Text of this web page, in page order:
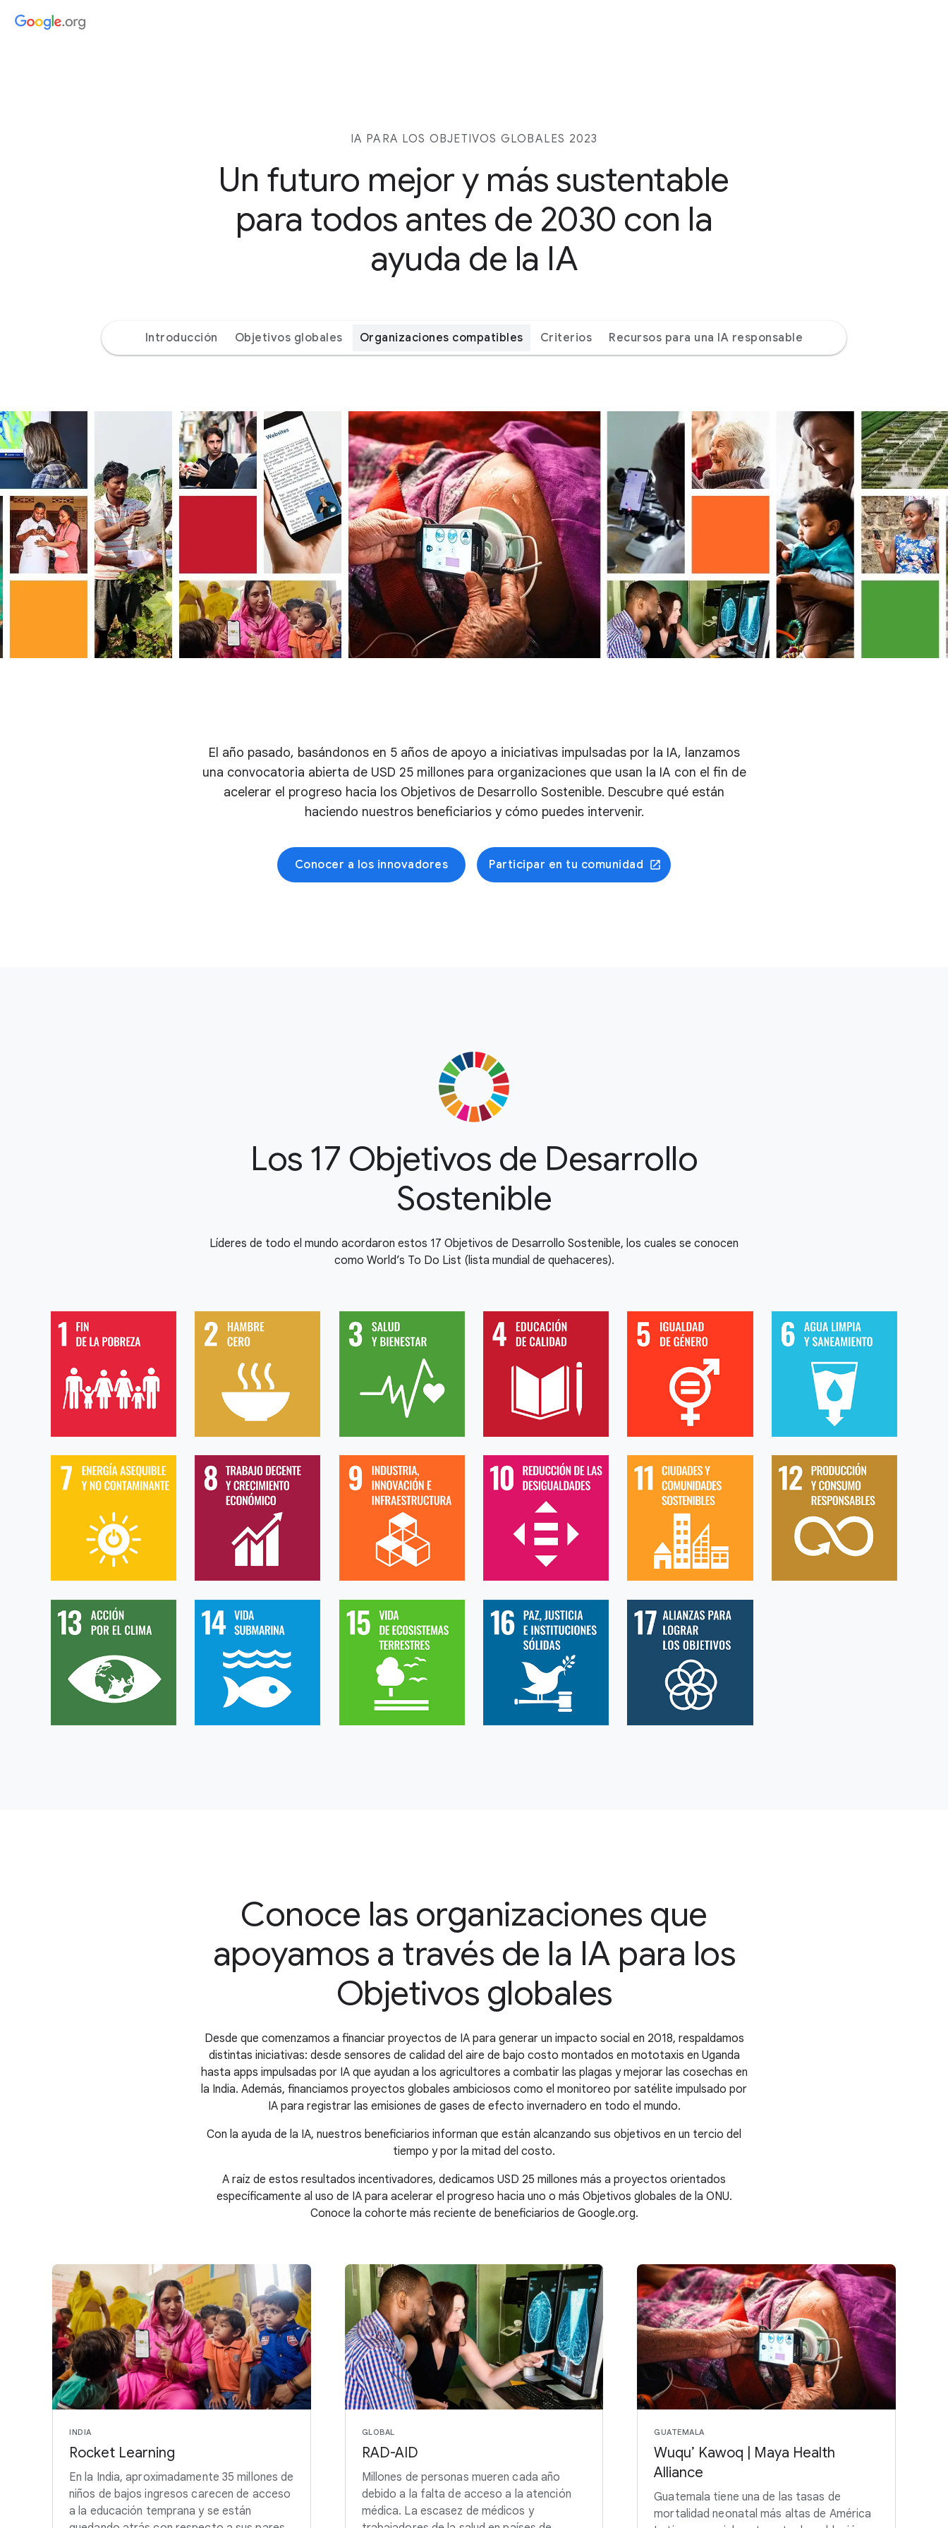
IA PARA LOS OBJETIVOS GLOBALES 2023
Un futuro mejor y más sustentable
para todos antes de 2030 con la
ayuda de la IA
Introducción Objetivos globales Organizaciones compatibles Criterios Recursos para una IA responsable
El año pasado, basándonos en 5 años de apoyo a iniciativas impulsadas por la IA, lanzamos
una convocatoria abierta de USD 25 millones para organizaciones que usan la IA con el fin de
acelerar el progreso hacia los Objetivos de Desarrollo Sostenible. Descubre qué están
haciendo nuestros beneficiarios y cómo puedes intervenir.
Conocer a los innovadores Participar en tu comunidad
Los 17 Objetivos de Desarrollo
Sostenible
Líderes de todo el mundo acordaron estos 17 Objetivos de Desarrollo Sostenible, los cuales se conocen
como World’s To Do List (lista mundial de quehaceres).
Conoce las organizaciones que
apoyamos a través de la IA para los
Objetivos globales
Desde que comenzamos a financiar proyectos de IA para generar un impacto social en 2018, respaldamos
distintas iniciativas: desde sensores de calidad del aire de bajo costo montados en mototaxis en Uganda
hasta apps impulsadas por IA que ayudan a los agricultores a combatir las plagas y mejorar las cosechas en
la India. Además, financiamos proyectos globales ambiciosos como el monitoreo por satélite impulsado por
IA para registrar las emisiones de gases de efecto invernadero en todo el mundo.
Con la ayuda de la IA, nuestros beneficiarios informan que están alcanzando sus objetivos en un tercio del
tiempo y por la mitad del costo.
A raíz de estos resultados incentivadores, dedicamos USD 25 millones más a proyectos orientados
específicamente al uso de IA para acelerar el progreso hacia uno o más Objetivos globales de la ONU.
Conoce la cohorte más reciente de beneficiarios de Google.org.
INDIA
Rocket Learning
En la India, aproximadamente 35 millones de
niños de bajos ingresos carecen de acceso
a la educación temprana y se están
GLOBAL
RAD-AID
Millones de personas mueren cada año
debido a la falta de acceso a la atención
médica. La escasez de médicos y
GUATEMALA
Wuqu’ Kawoq | Maya Health
Alliance
Guatemala tiene una de las tasas de
mortalidad neonatal más altas de América